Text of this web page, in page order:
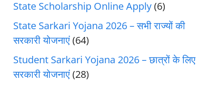
State Scholarship Online Apply(6)
State Sarkari Yojana 2026 – सभी राज्यों की
सरकारी योजनाएं(64)
Student Sarkari Yojana 2026 – छात्रों के लिए
सरकारी योजनाएं(28)